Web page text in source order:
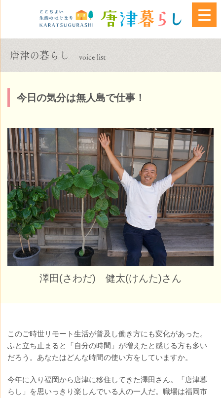
唐津の暮らし voice list
今日の気分は無人島で仕事！
澤田(さわだ) 健太(けんた)さん
このご時世リモート生活が普及し働き方にも変化があった。
ふと立ち止まると「自分の時間」が増えたと感じる方も多い
だろう。あなたはどんな時間の使い方をしていますか。
今年に入り福岡から唐津に移住してきた澤田さん。「唐津暮
らし」を思いっきり楽しんでいる人の一人だ。職場は福岡市